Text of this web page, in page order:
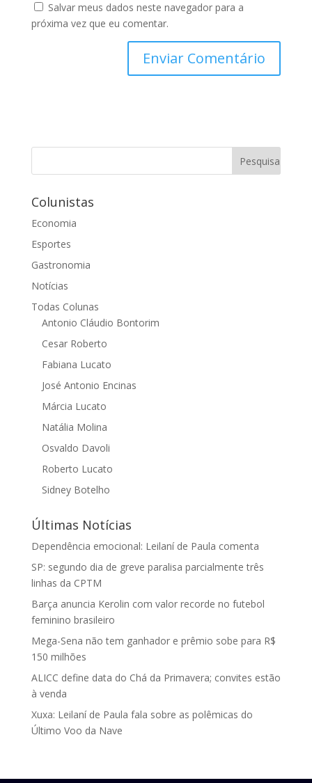
Salvar meus dados neste navegador para a
próxima vez que eu comentar.
Colunistas
Economia
Esportes
Gastronomia
Notícias
Todas Colunas
Antonio Cláudio Bontorim
Cesar Roberto
Fabiana Lucato
José Antonio Encinas
Márcia Lucato
Natália Molina
Osvaldo Davoli
Roberto Lucato
Sidney Botelho
Últimas Notícias
Dependência emocional: Leilaní de Paula comenta
SP: segundo dia de greve paralisa parcialmente três
linhas da CPTM
Barça anuncia Kerolin com valor recorde no futebol
feminino brasileiro
Mega-Sena não tem ganhador e prêmio sobe para R$
150 milhões
ALICC define data do Chá da Primavera; convites estão
à venda
Xuxa: Leilaní de Paula fala sobre as polêmicas do
Último Voo da Nave